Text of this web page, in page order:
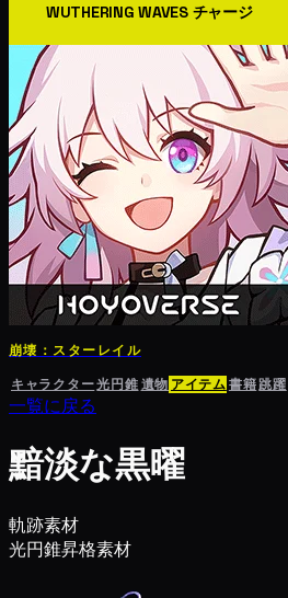
WUTHERING WAVES チャージ
崩壊：スターレイル
キャラクター光円錐遺物 アイテム書籍跳躍
一覧に戻る
黯淡な黒曜
軌跡素材
光円錐昇格素材